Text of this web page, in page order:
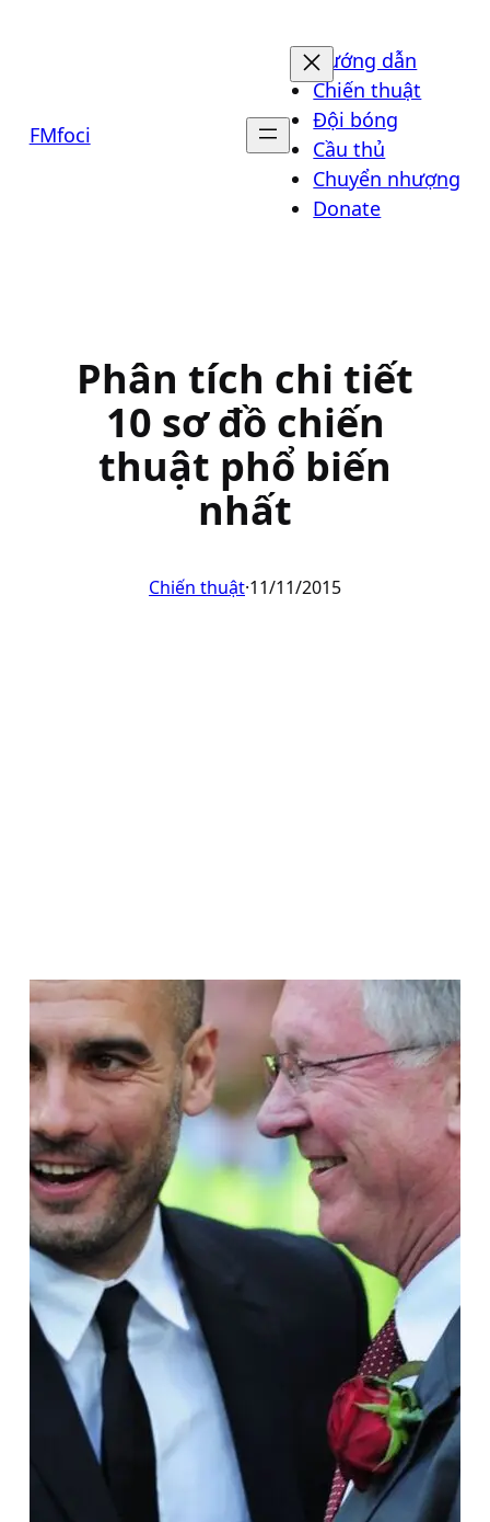
dung
FMfoci
Hướng dẫn
Chiến thuật
Đội bóng
Cầu thủ
Chuyển nhượng
Donate
Phân tích chi tiết
10 sơ đồ chiến
thuật phổ biến
nhất
Chiến thuật·11/11/2015